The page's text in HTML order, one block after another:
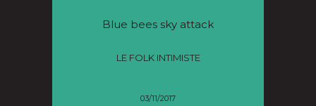
Blue bees sky attack
LE FOLK INTIMISTE
03/11/2017